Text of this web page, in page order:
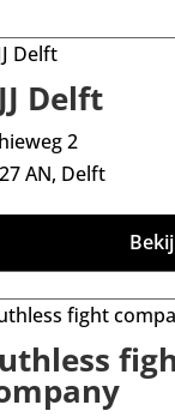
Delft
2
AN, Delft